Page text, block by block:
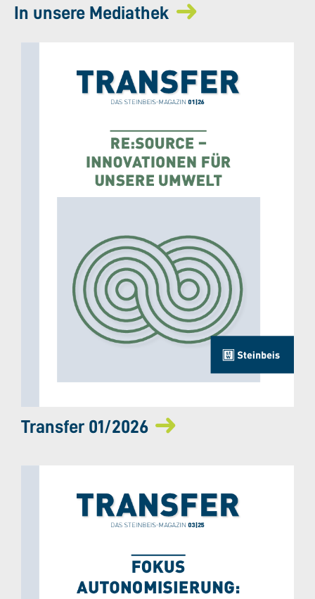
In unsere Mediathek
Transfer 01/2026